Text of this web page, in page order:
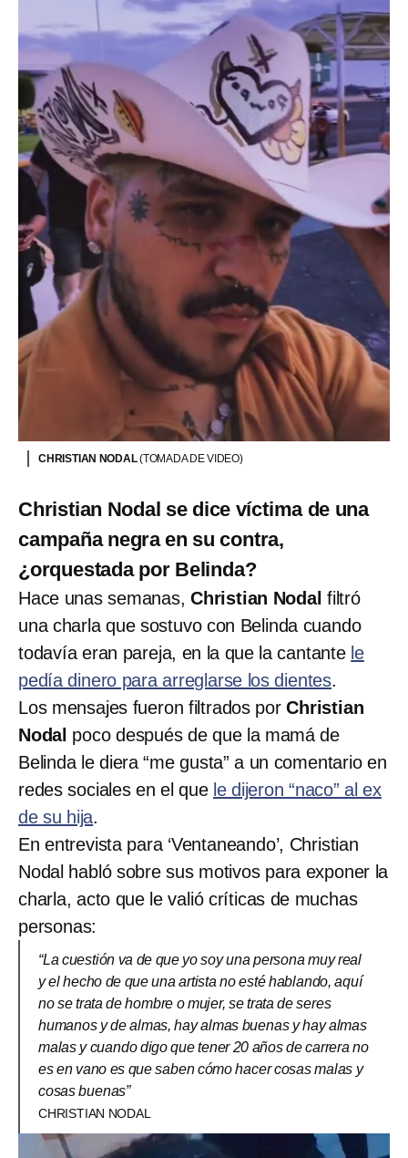
CHRISTIAN NODAL(TOMADA DE VIDEO)
Christian Nodal se dice víctima de una
campaña negra en su contra,
¿orquestada por Belinda?
Hace unas semanas, Christian Nodal filtró
una charla que sostuvo con Belinda cuando
todavía eran pareja, en la que la cantante le
pedía dinero para arreglarse los dientes.
Los mensajes fueron filtrados porChristian
Nodal poco después de que la mamá de
Belinda le diera “me gusta” a un comentario en
redes sociales en el que le dijeron “naco” al ex
de su hija.
En entrevista para ‘Ventaneando’, Christian
Nodal habló sobre sus motivos para exponer la
charla, acto que le valió críticas de muchas
personas:
“La cuestión va de que yo soy una persona muy real
y el hecho de que una artista no esté hablando, aquí
no se trata de hombre o mujer, se trata de seres
humanos y de almas, hay almas buenas y hay almas
malas y cuando digo que tener 20 años de carrera no
es en vano es que saben cómo hacer cosas malas y
cosas buenas”
CHRISTIAN NODAL